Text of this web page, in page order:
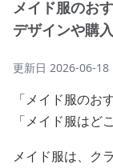
メイド服のお
デザインや購
更新日 2026-06-18
「メイド服のお
「メイド服はど
メイド服は、ク